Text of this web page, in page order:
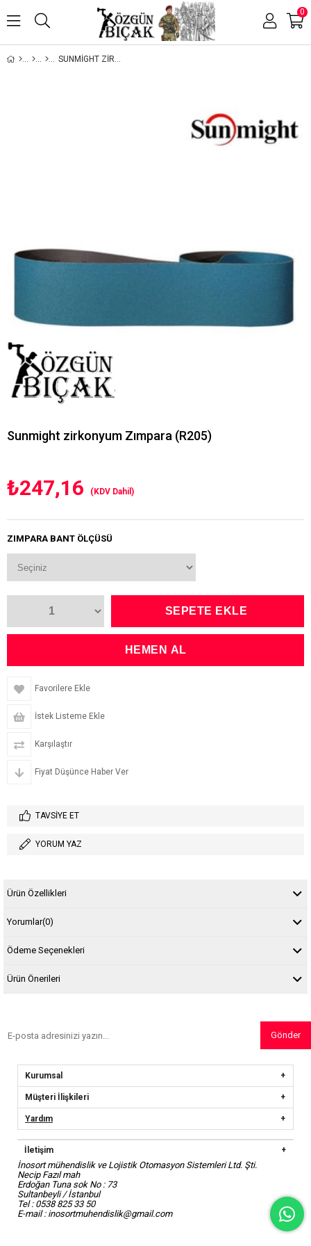
0
SUNMIGHT ZIRKONYUM ZIMPARA (R205)
Sunmight zirkonyum Zımpara (R205)
₺247,16 (KDV Dahil)
ZIMPARA BANT ÖLÇÜSÜ
Favorilere Ekle
İstek Listeme Ekle
Karşılaştır
Fiyat Düşünce Haber Ver
TAVSIYE ET
YORUM YAZ
Ürün Özellikleri
Yorumlar(0)
Ödeme Seçenekleri
Ürün Önerileri
Gönder
Kurumsal
Müşteri İlişkileri
Yardım
İletişim
İnosort mühendislik ve Lojistik Otomasyon Sistemleri Ltd. Şti.
Necip Fazıl mah
Erdoğan Tuna sok No : 73
Sultanbeyli / İstanbul
Tel : 0538 825 33 50
E-mail : inosortmuhendislik@gmail.com